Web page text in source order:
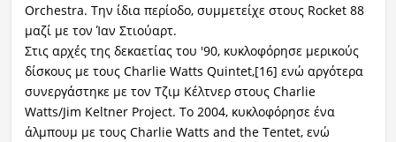
Orchestra. Την ίδια περίοδο, συμμετείχε στους Rocket 88
μαζί με τον Ίαν Στιούαρτ.
Στις αρχές της δεκαετίας του '90, κυκλοφόρησε μερικούς
δίσκους με τους Charlie Watts Quintet,[16] ενώ αργότερα
συνεργάστηκε με τον Τζιμ Κέλτνερ στους Charlie
Watts/Jim Keltner Project. Το 2004, κυκλοφόρησε ένα
άλμπουμ με τους Charlie Watts and the Tentet, ενώ